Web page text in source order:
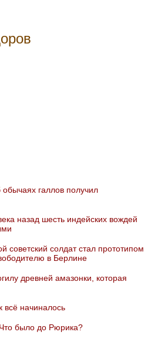
галлов получил
назад шесть индейских вождей
советский солдат стал прототипом
в Берлине
древней амазонки, которая
всё начиналось
было до Рюрика?